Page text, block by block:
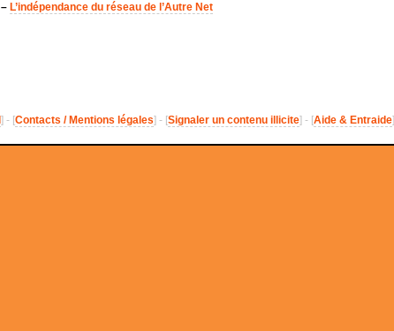
– L’indépendance du réseau de l’Autre Net
] - [Contacts / Mentions légales] - [Signaler un contenu illicite] - [Aide & Entraide]